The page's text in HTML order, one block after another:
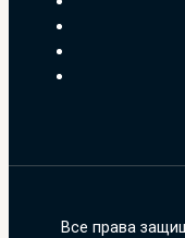
Все права